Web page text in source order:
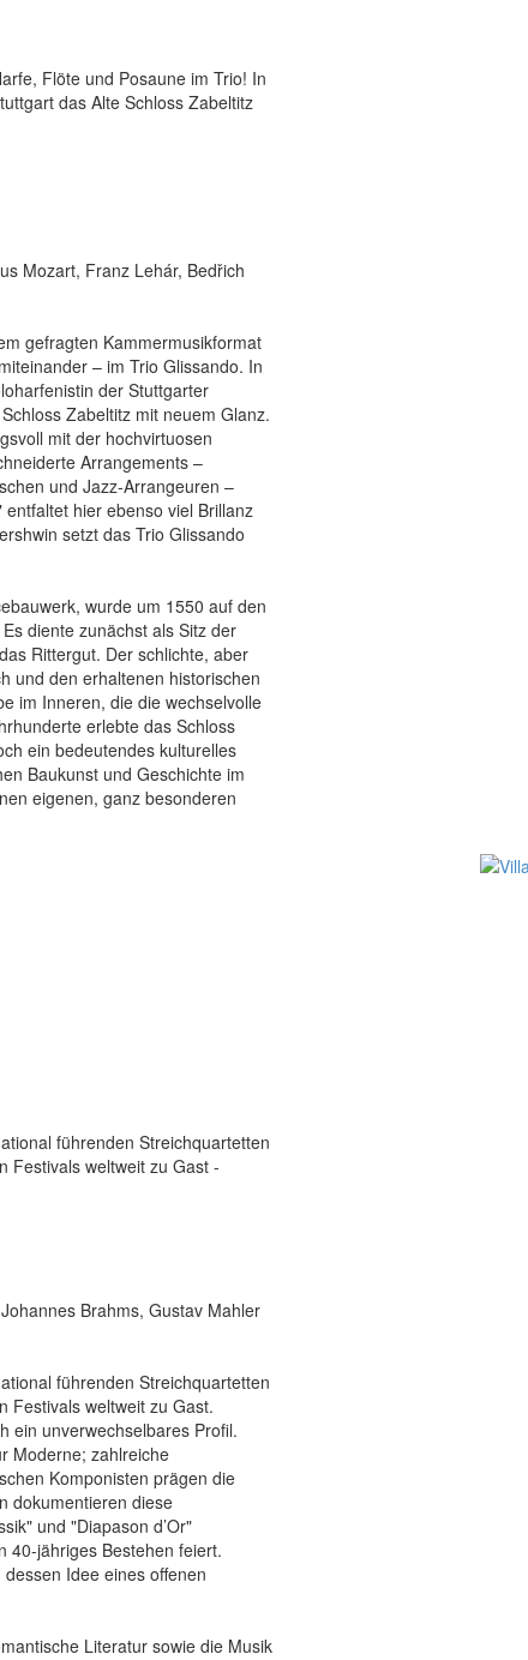
Flöte und Posaune im Trio! In
das Alte Schloss Zabeltitz
Mozart, Franz Lehár, Bedřich
gefragten Kammermusikformat
– im Trio Glissando. In
der Stuttgarter
Zabeltitz mit neuem Glanz.
mit der hochvirtuosen
Arrangements –
und Jazz-Arrangeuren –
hier ebenso viel Brillanz
setzt das Trio Glissando
wurde um 1550 auf den
diente zunächst als Sitz der
Rittergut. Der schlichte, aber
und den erhaltenen historischen
im Inneren, die die wechselvolle
erlebte das Schloss
ein bedeutendes kulturelles
Baukunst und Geschichte im
eigenen, ganz besonderen
führenden Streichquartetten
Festivals weltweit zu Gast -
Brahms, Gustav Mahler
führenden Streichquartetten
Festivals weltweit zu Gast.
ein unverwechselbares Profil.
Moderne; zahlreiche
Komponisten prägen die
dokumentieren diese
und "Diapason d’Or"
40-jähriges Bestehen feiert.
Idee eines offenen
Literatur sowie die Musik